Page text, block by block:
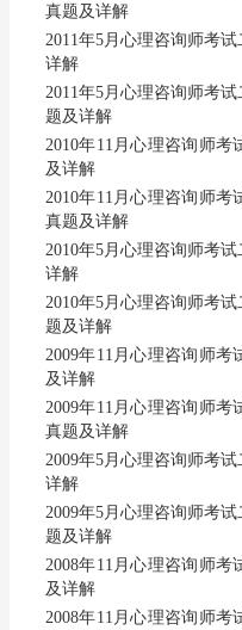
真题及详解
2011年5月心理咨询师考
详解
2011年5月心理咨询师考
题及详解
2010年11月心理咨询师
及详解
2010年11月心理咨询师考
真题及详解
2010年5月心理咨询师考
详解
2010年5月心理咨询师考
题及详解
2009年11月心理咨询师
及详解
2009年11月心理咨询师考
真题及详解
2009年5月心理咨询师考
详解
2009年5月心理咨询师考
题及详解
2008年11月心理咨询师
及详解
2008年11月心理咨询师考